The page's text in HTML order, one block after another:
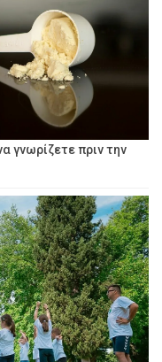
γνωρίζετε πριν την